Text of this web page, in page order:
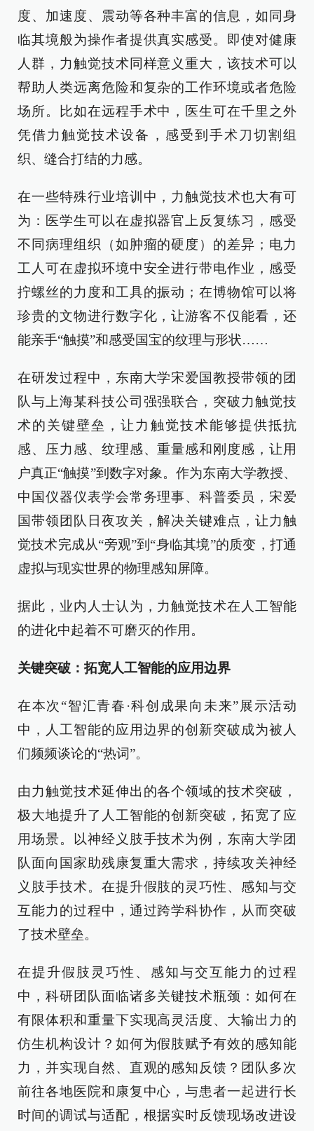
度、加速度、震动等各种丰富的信息，如同身
临其境般为操作者提供真实感受。即使对健康
人群，力触觉技术同样意义重大，该技术可以
帮助人类远离危险和复杂的工作环境或者危险
场所。比如在远程手术中，医生可在千里之外
凭借力触觉技术设备，感受到手术刀切割组
织、缝合打结的力感。
在一些特殊行业培训中，力触觉技术也大有可
为：医学生可以在虚拟器官上反复练习，感受
不同病理组织（如肿瘤的硬度）的差异；电力
工人可在虚拟环境中安全进行带电作业，感受
拧螺丝的力度和工具的振动；在博物馆可以将
珍贵的文物进行数字化，让游客不仅能看，还
能亲手“触摸”和感受国宝的纹理与形状……
在研发过程中，东南大学宋爱国教授带领的团
队与上海某科技公司强强联合，突破力触觉技
术的关键壁垒，让力触觉技术能够提供抵抗
感、压力感、纹理感、重量感和刚度感，让用
户真正“触摸”到数字对象。作为东南大学教授、
中国仪器仪表学会常务理事、科普委员，宋爱
国带领团队日夜攻关，解决关键难点，让力触
觉技术完成从“旁观”到“身临其境”的质变，打通
虚拟与现实世界的物理感知屏障。
据此，业内人士认为，力触觉技术在人工智能
的进化中起着不可磨灭的作用。
关键突破：拓宽人工智能的应用边界
在本次“智汇青春·科创成果向未来”展示活动
中，人工智能的应用边界的创新突破成为被人
们频频谈论的“热词”。
由力触觉技术延伸出的各个领域的技术突破，
极大地提升了人工智能的创新突破，拓宽了应
用场景。以神经义肢手技术为例，东南大学团
队面向国家助残康复重大需求，持续攻关神经
义肢手技术。在提升假肢的灵巧性、感知与交
互能力的过程中，通过跨学科协作，从而突破
了技术壁垒。
在提升假肢灵巧性、感知与交互能力的过程
中，科研团队面临诸多关键技术瓶颈：如何在
有限体积和重量下实现高灵活度、大输出力的
仿生机构设计？如何为假肢赋予有效的感知能
力，并实现自然、直观的感知反馈？团队多次
前往各地医院和康复中心，与患者一起进行长
时间的调试与适配，根据实时反馈现场改进设